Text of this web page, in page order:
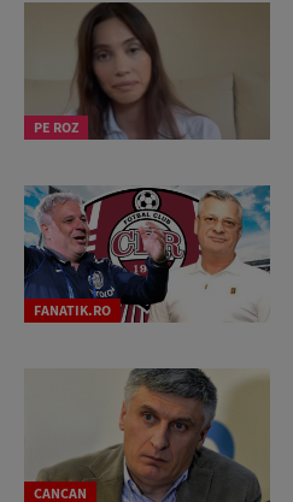
PE ROZ
FANATIK.RO
CANCAN